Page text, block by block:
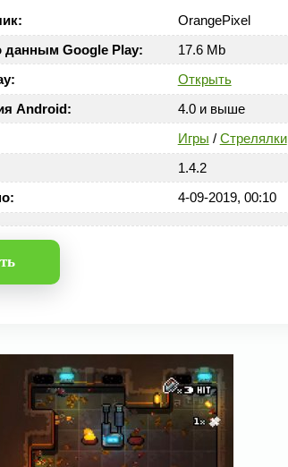
OrangePixel
данным Google Play:
17.6 Mb
Открыть
Android:
4.0 и выше
Игры / Стрелялки
1.4.2
4-09-2019, 00:10